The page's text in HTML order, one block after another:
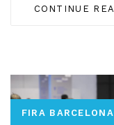
CONTINUE
TagsFIRA BARCELONA